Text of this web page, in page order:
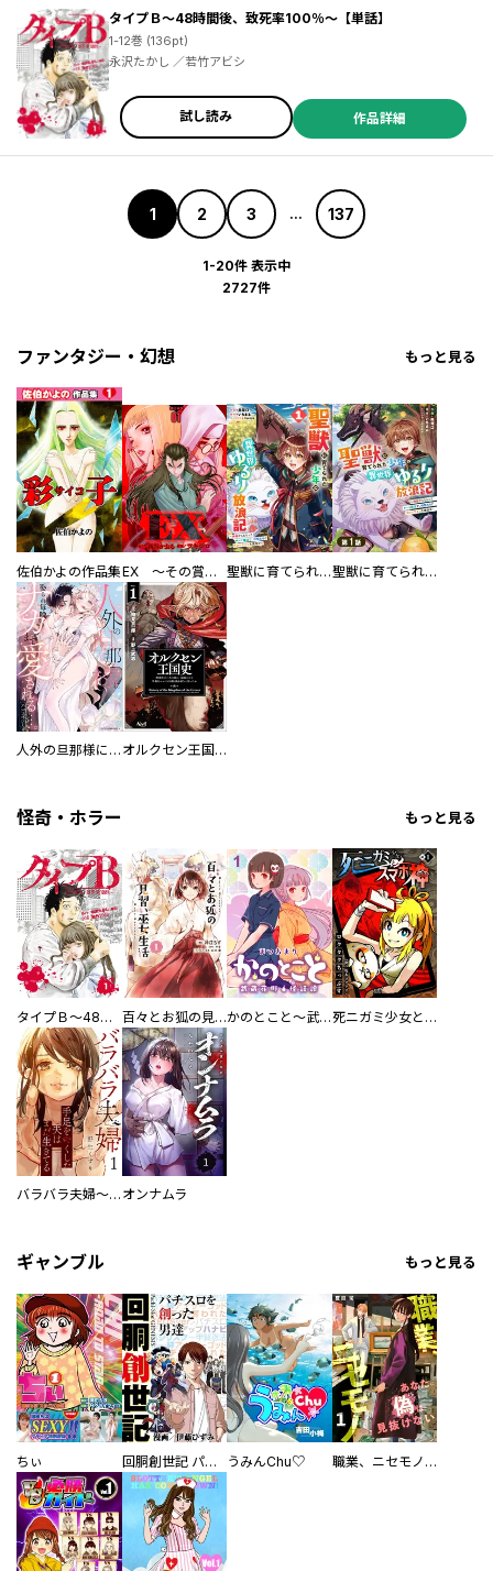
タイプＢ～48時間後、致死率100％～【単話】
1-12巻 (136pt)
永沢たかし ／若竹アビシ
試し読み 作品詳細
1 2 3 ... 137
1-20件 表示中
2727件
ファンタジー・幻想 もっと見る
佐伯かよの作品集 EX ～その賞金稼ぎは、世界の出口を探す～【単行本版】 聖獣に育てられた少年の異世界ゆるり放浪記～神様からもらったチート魔法で、仲間たちとスローライフを満喫中～ 聖獣に育てられた少年の異世界ゆるり放浪記～神様からもらったチート魔法で、仲間たちとスローライフを満喫中～【分冊版】
人外の旦那様に娶られ毎晩ナカまで愛される…。アンソロジー オルクセン王国史
怪奇・ホラー もっと見る
タイプＢ～48時間後、致死率100％～【単話】 百々とお狐の見習い巫女生活【単行本版】 かのとこと～武蔵花町怪話譚～ 【連載版】 死ニガミ少女とスマホ神
バラバラ夫婦～手足をなくした夫はまだ生きてる オンナムラ
ギャンブル もっと見る
ちぃ 回胴創世記 パチスロを創った男達 うみんChu♡ 職業、ニセモノ～あなたに偽は見抜けない【電子単行本版】